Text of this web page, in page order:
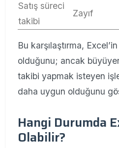
Satış süreci
takibi
Zayıf
Bu karşılaştırma,
olduğunu; ancak
takibi yapmak isteyen
daha uygun olduğunu
Hangi Durumda
Olabilir?